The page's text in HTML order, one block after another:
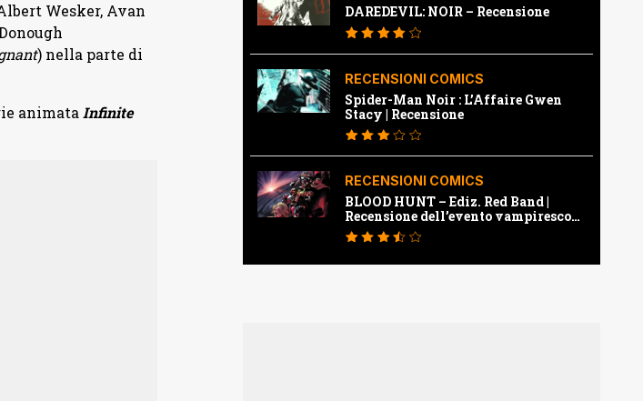
Wesker, Avan
) nella parte di
animata Infinite
DAREDEVIL: NOIR – Recensione
RECENSIONI COMICS
Spider-Man Noir : L’Affaire Gwen
Stacy | Recensione
RECENSIONI COMICS
BLOOD HUNT – Ediz. Red Band |
Recensione dell’evento vampiresco
della Marvel